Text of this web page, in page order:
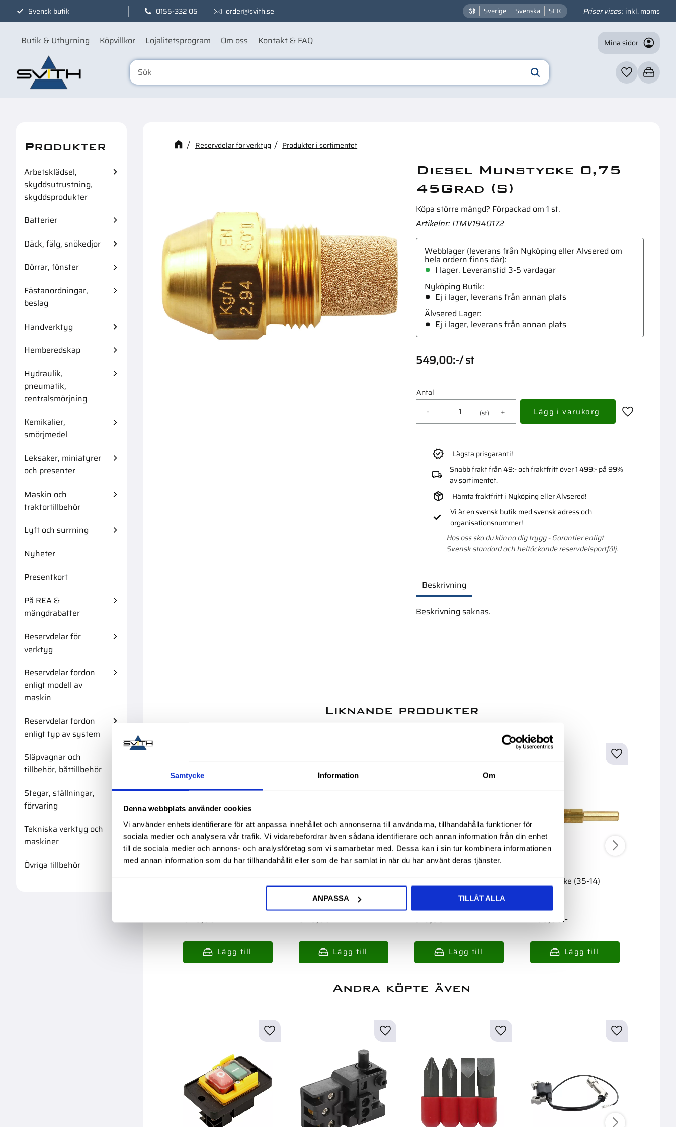
Samtycke Information Om
Denna webbplats använder cookies
Vi använder enhetsidentifierare för att anpassa innehållet och annonserna till användarna, tillhandahålla funktioner för
sociala medier och analysera vår trafik. Vi vidarebefordrar även sådana identifierare och annan information från din enhet
till de sociala medier och annons- och analysföretag som vi samarbetar med. Dessa kan i sin tur kombinera informationen
med annan information som du har tillhandahållit eller som de har samlat in när du har använt deras tjänster.
ANPASSA TILLÅT ALLA
Svensk butik 0155-332 05 order@svith.se Sverige Svenska SEK Priser visas inkl. moms
Butik & Uthyrning Köpvillkor Lojalitetsprogram Om oss Kontakt & FAQ Mina sidor
Favoriter
Kundvagn
Kanske någon av dessa produkter kan intressera dig?
Slangkoppling 3"
Reservdelar för verktyg Produkter i sortimentet
Diesel Munstycke 0,75
45Grad (S)
Köpa större mängd? Förpackad om 1 st.
Artikelnr ITMV1940172
549,00:-/st
Antal
st +
- Lägg till i
Lägsta prisgaranti!
Snabb frakt från 49:- och fraktfritt över 1 499:- på 99%
av sortimentet.
Hämta fraktfritt i Nyköping eller Älvsered!
Vi är en svensk butik med svensk adress och
organisationsnummer!
Hos oss ska du känna dig trygg - Garantier enligt
Svensk standard och heltäckande reservdelsportfölj.
Webblager (leverans från Nyköping eller Älvsered om
hela ordern finns där)
I lager. Leveranstid 3-5 vardagar
Nyköping Butik
Ej i lager, leverans från annan plats
Älvsered Lager
Ej i lager, leverans från annan plats
Beskrivning
Beskrivning saknas.
Liknande produkter
849,00:-
80Grad (S)
549,00:- 519,00:-
Munstycke (35-14)
70Ced
489,00:-
Andra köpte även
Produkter
Arbetsklädsel,
skyddsutrustning,
skyddsprodukter
Batterier
Däck, fälg, snökedjor
Dörrar, fönster
Fästanordningar,
beslag
Handverktyg
Hemberedskap
Hydraulik,
pneumatik,
centralsmörjning
Kemikalier,
smörjmedel
Leksaker, miniatyrer
och presenter
Maskin och
traktortillbehör
Lyft och surrning
Nyheter
Presentkort
På REA &
mängdrabatter
Reservdelar för
verktyg
Reservdelar fordon
enligt modell av
maskin
Reservdelar fordon
enligt typ av system
Släpvagnar och
tillbehör, båttillbehör
Stegar, ställningar,
förvaring
Tekniska verktyg och
maskiner
Övriga tillbehör